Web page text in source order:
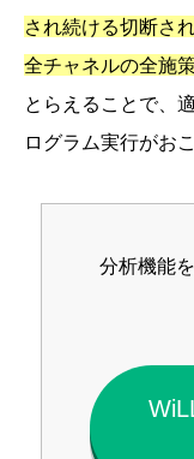
され続ける切断さ
全チャネルの全施
とらえることで、
ログラム実行がお
分析機能